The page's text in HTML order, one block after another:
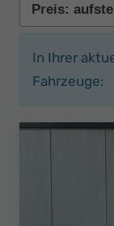
In Ihrer
Fahrzeuge: